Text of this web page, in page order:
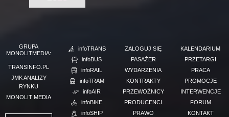
GRUPA
MONOLITMEDIA:
TRANSINFO.PL
JMK ANALIZY
RYNKU
MONOLIT MEDIA
infoTRANS
infoBUS
infoRAIL
infoTRAM
infoAIR
infoBIKE
infoSHIP
ZALOGUJ SIĘ
PASAŻER
WYDARZENIA
KONTRAKTY
PRZEWOŹNICY
PRODUCENCI
PRAWO
KALENDARIUM
PRZETARGI
PRACA
PROMOCJE
INTERWENCJE
FORUM
KONTAKT